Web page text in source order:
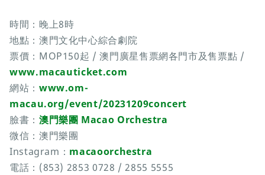
時間：晚上8時
地點：澳門文化中心綜合劇院
票價：MOP150起 / 澳門廣星售票網各門市及售票點 /
www.macauticket.com
網站： www.om-
macau.org/event/20231209concert
臉書： 澳門樂團 Macao Orchestra
微信：澳門樂團
Instagram： macaoorchestra
電話：(853) 2853 0728 / 2855 5555